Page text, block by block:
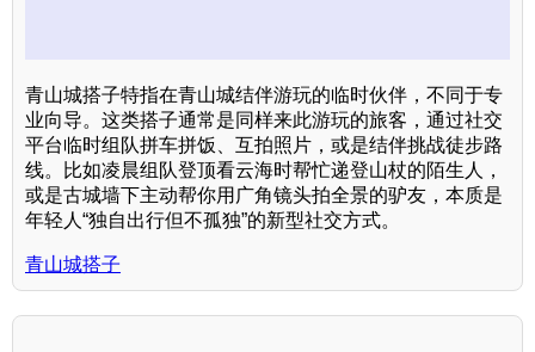
青山城搭子特指在青山城结伴游玩的临时伙伴，不同于专
业向导。这类搭子通常是同样来此游玩的旅客，通过社交
平台临时组队拼车拼饭、互拍照片，或是结伴挑战徒步路
线。比如凌晨组队登顶看云海时帮忙递登山杖的陌生人，
或是古城墙下主动帮你用广角镜头拍全景的驴友，本质是
年轻人“独自出行但不孤独”的新型社交方式。
青山城搭子